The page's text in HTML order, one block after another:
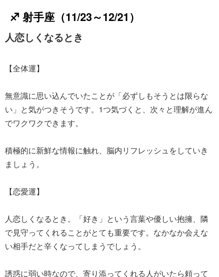
♐ 射手座（11/23～12/21）
人恋しくなるとき
【全体運】
無意識に思い込んでいたことが「必ずしもそうとは限らな
い」と気がつきそうです。1つ気づくと、次々と理解が進ん
でワクワクできます。
積極的に新鮮な情報に触れ、脳内リフレッシュをしていき
ましょう。
【恋愛運】
人恋しくなるとき。「好き」という言葉や優しい抱擁、隣
で見守ってくれることがとても重要です。なかなか会えな
い相手だと辛くなってしまうでしょう。
誘惑に弱い時なので、寄り添ってくれる人がいたら頼って